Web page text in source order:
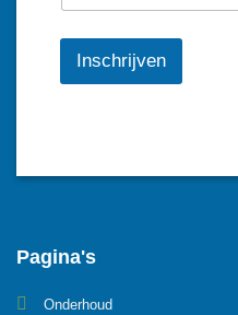
Inschrijven
Pagina's
Onderhoud